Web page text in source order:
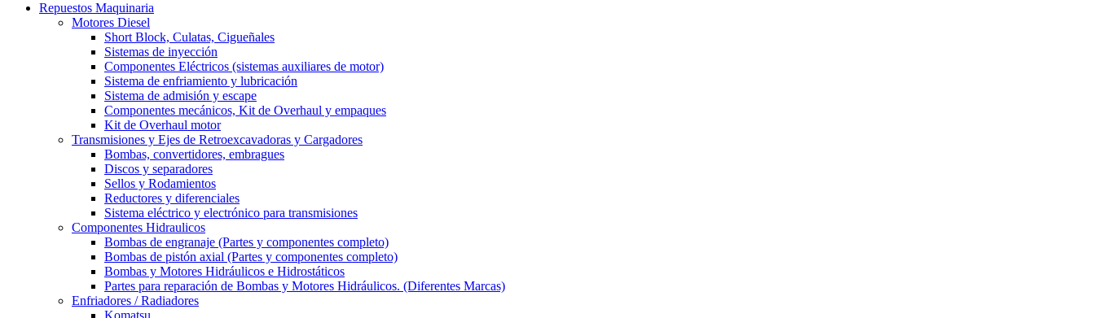
Repuestos Maquinaria
Motores Diesel
Short Block, Culatas, Cigueñales
Sistemas de inyección
Componentes Eléctricos (sistemas auxiliares de motor)
Sistema de enfriamiento y lubricación
Sistema de admisión y escape
Componentes mecánicos, Kit de Overhaul y empaques
Kit de Overhaul motor
Transmisiones y Ejes de Retroexcavadoras y Cargadores
Bombas, convertidores, embragues
Discos y separadores
Sellos y Rodamientos
Reductores y diferenciales
Sistema eléctrico y electrónico para transmisiones
Componentes Hidraulicos
Bombas de engranaje (Partes y componentes completo)
Bombas de pistón axial (Partes y componentes completo)
Bombas y Motores Hidráulicos e Hidrostáticos
Partes para reparación de Bombas y Motores Hidráulicos. (Diferentes Marcas)
Enfriadores / Radiadores